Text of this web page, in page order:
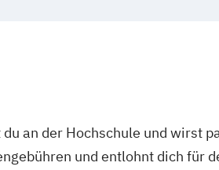
an der Hochschule und wirst
und entlohnt dich für